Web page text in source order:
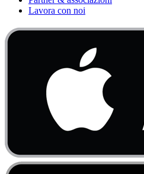
Lavora con noi